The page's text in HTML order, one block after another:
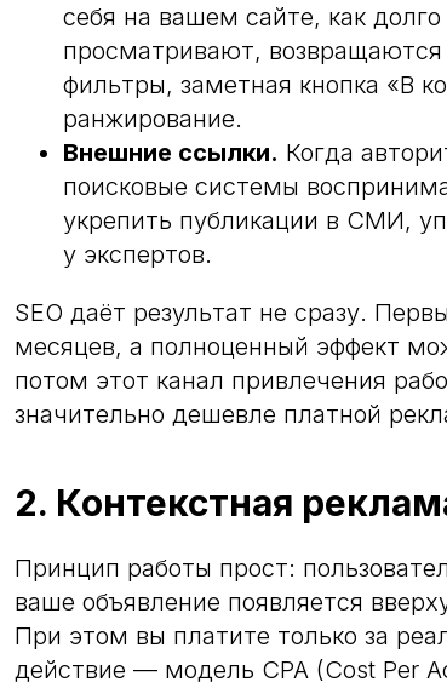
себя на вашем сайте, как
просматривают, возвращаются
фильтры, заметная кнопка «В
ранжирование.
Внешние ссылки. Когда
поисковые системы
укрепить публикации в СМИ,
у экспертов.
SEO даёт результат не сразу.
месяцев, а полноценный эффект
потом этот канал привлечения
значительно дешевле платной
2. Контекстная
Принцип работы прост:
ваше объявление появляется
При этом вы платите только за
действие — модель CPA (Cost Per